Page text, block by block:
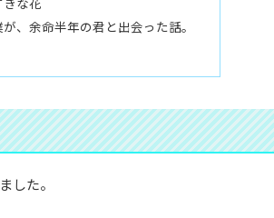
、余命半年の君と出会った話。
した。